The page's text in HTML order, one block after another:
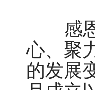
感恩
心、聚
的发展